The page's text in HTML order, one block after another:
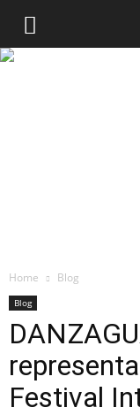
Home Blog
Blog
Festival